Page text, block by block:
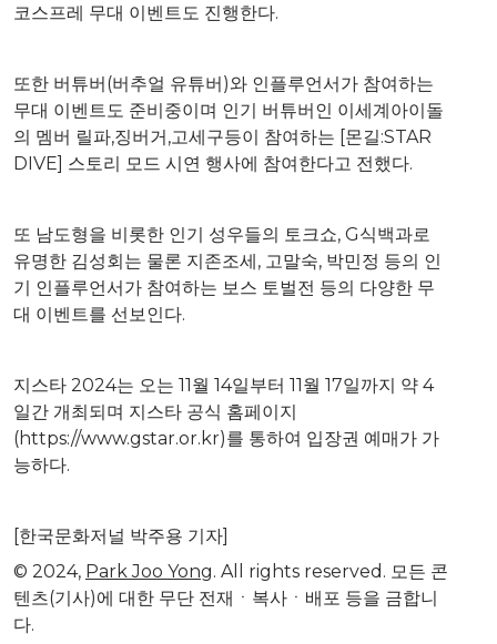
코스프레 무대 이벤트도 진행한다.
또한 버튜버(버추얼 유튜버)와 인플루언서가 참여하는
무대 이벤트도 준비중이며 인기 버튜버인 이세계아이돌
의 멤버 릴파,징버거,고세구등이 참여하는 [몬길:STAR
DIVE] 스토리 모드 시연 행사에 참여한다고 전했다.
또 남도형을 비롯한 인기 성우들의 토크쇼, G식백과로
유명한 김성회는 물론 지존조세, 고말숙, 박민정 등의 인
기 인플루언서가 참여하는 보스 토벌전 등의 다양한 무
대 이벤트를 선보인다.
지스타 2024는 오는 11월 14일부터 11월 17일까지 약 4
일간 개최되며 지스타 공식 홈페이지
(https://www.gstar.or.kr)를 통하여 입장권 예매가 가
능하다.
[한국문화저널 박주용 기자]
© 2024, Park Joo Yong. All rights reserved. 모든 콘
텐츠(기사)에 대한 무단 전재ㆍ복사ㆍ배포 등을 금합니
다.